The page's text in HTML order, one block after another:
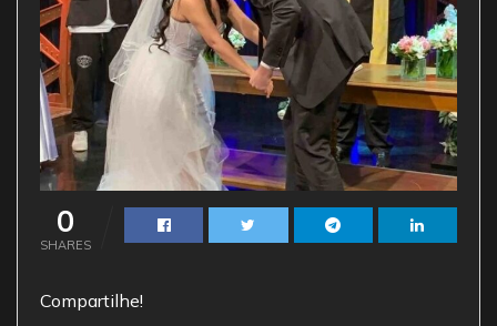
0
SHARES
Compartilhe!